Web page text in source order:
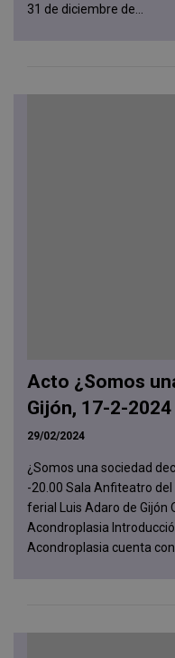
31 de diciembre de...
Acto ¿Somos
Gijón, 17-2-2024
29/02/2024
¿Somos una sociedad
-20.00 Sala Anfiteatro
ferial Luis Adaro de Gijón
Acondroplasia
Acondroplasia cuenta con